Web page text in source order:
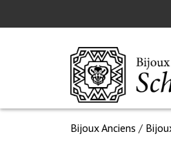
Bijoux Anciens /